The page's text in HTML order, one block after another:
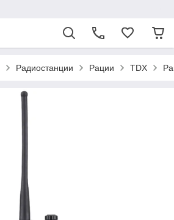
Радиостанции Рации TDX